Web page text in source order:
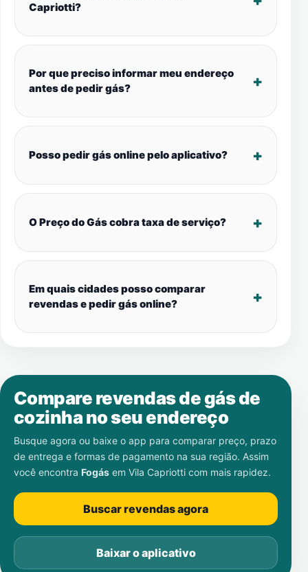
Capriotti?
Por que preciso informar meu endereço
antes de pedir gás?
Posso pedir gás online pelo aplicativo?
O Preço do Gás cobra taxa de serviço?
Em quais cidades posso comparar
revendas e pedir gás online?
Compare revendas de gás de
cozinha no seu endereço
Busque agora ou baixe o app para comparar preço, prazo
de entrega e formas de pagamento na sua região. Assim
você encontra Fogás em Vila Capriotti com mais rapidez.
Buscar revendas agora
Baixar o aplicativo